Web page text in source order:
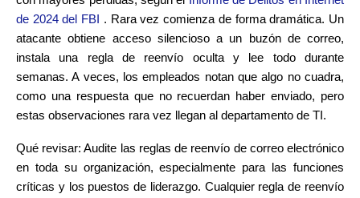
de 2024 del FBI . Rara vez comienza de forma dramática. Un
atacante obtiene acceso silencioso a un buzón de correo,
instala una regla de reenvío oculta y lee todo durante
semanas. A veces, los empleados notan que algo no cuadra,
como una respuesta que no recuerdan haber enviado, pero
estas observaciones rara vez llegan al departamento de TI.
Qué revisar: Audite las reglas de reenvío de correo electrónico
en toda su organización, especialmente para las funciones
críticas y los puestos de liderazgo. Cualquier regla de reenvío